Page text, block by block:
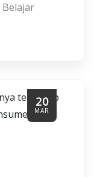
Belajar
20
MAR